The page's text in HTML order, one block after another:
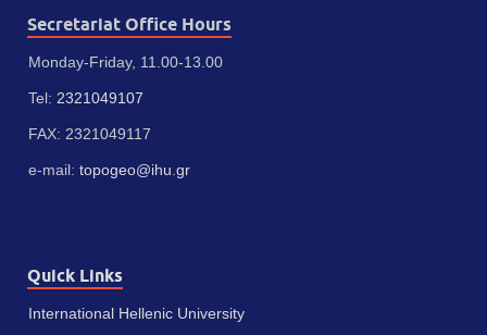
Secretariat Office Hours
Monday-Friday, 11.00-13.00
Tel: 2321049107
FAX: 2321049117
e-mail: topogeo@ihu.gr
Quick Links
International Hellenic University